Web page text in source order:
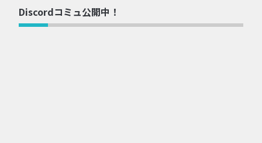
Discordコミュ公開中！